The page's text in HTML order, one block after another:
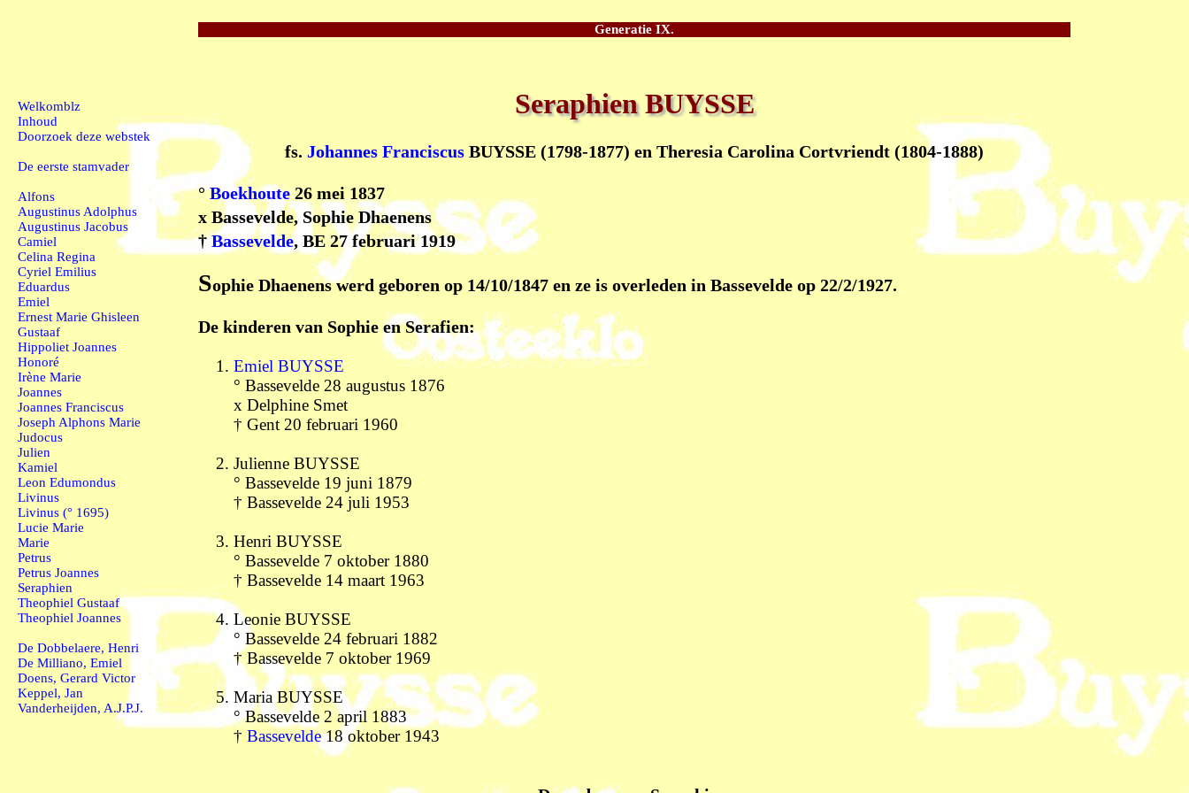
Generatie IX.
Seraphien BUYSSE
fs. Johannes Franciscus BUYSSE (1798-1877) en Theresia Carolina Cortvriendt (1804-1888)
°Boekhoute26 mei 1837
x Bassevelde, Sophie Dhaenens
†Bassevelde, BE 27 februari 1919
Sophie Dhaenens werd geboren op 14/10/1847 en ze is overleden in Bassevelde op 22/2/1927.
De kinderen van Sophie en Serafien:
Emiel BUYSSE
° Bassevelde 28 augustus 1876
x Delphine Smet
† Gent 20 februari 1960
Julienne BUYSSE
° Bassevelde 19 juni 1879
† Bassevelde 24 juli 1953
Henri BUYSSE
° Bassevelde 7 oktober 1880
† Bassevelde 14 maart 1963
Leonie BUYSSE
° Bassevelde 24 februari 1882
† Bassevelde 7 oktober 1969
Maria BUYSSE
° Bassevelde 2 april 1883
† Bassevelde18 oktober 1943
Welkomblz
Inhoud
Doorzoek deze webstek
De eerste stamvader
Alfons
Augustinus Adolphus
Augustinus Jacobus
Camiel
Celina Regina
Cyriel Emilius
Eduardus
Emiel
Ernest Marie Ghisleen
Gustaaf
Hippoliet Joannes
Honoré
Irène Marie
Joannes
Joannes Franciscus
Joseph Alphons Marie
Judocus
Julien
Kamiel
Leon Edumondus
Livinus
Livinus (° 1695)
Lucie Marie
Marie
Petrus
Petrus Joannes
Seraphien
Theophiel Gustaaf
Theophiel Joannes
De Dobbelaere, Henri
De Milliano, Emiel
Doens, Gerard Victor
Keppel, Jan
Vanderheijden, A.J.P.J.